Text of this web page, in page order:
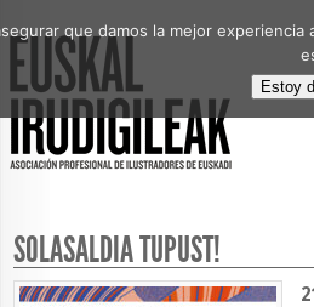
SOLASALDIA TUPUST!
que damos la mejor
Estoy